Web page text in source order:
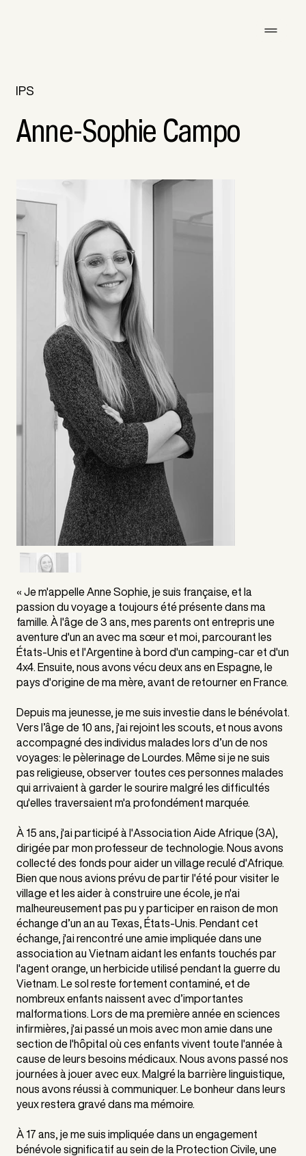
Anne-Sophie Campo
IPS
« Je m'appelle Anne Sophie, je suis française, et la
passion du voyage a toujours été présente dans ma
famille. À l'âge de 3 ans, mes parents ont entrepris une
aventure d'un an avec ma sœur et moi, parcourant les
États-Unis et l'Argentine à bord d'un camping-car et d'un
4x4. Ensuite, nous avons vécu deux ans en Espagne, le
pays d'origine de ma mère, avant de retourner en France.
Depuis ma jeunesse, je me suis investie dans le bénévolat.
Vers l’âge de 10 ans, j'ai rejoint les scouts, et nous avons
accompagné des individus malades lors d’un de nos
voyages: le pèlerinage de Lourdes. Même si je ne suis
pas religieuse, observer toutes ces personnes malades
qui arrivaient à garder le sourire malgré les difficultés
qu'elles traversaient m'a profondément marquée.
À 15 ans, j'ai participé à l'Association Aide Afrique (3A),
dirigée par mon professeur de technologie. Nous avons
collecté des fonds pour aider un village reculé d'Afrique.
Bien que nous avions prévu de partir l'été pour visiter le
village et les aider à construire une école, je n'ai
malheureusement pas pu y participer en raison de mon
échange d’un an au Texas, États-Unis. Pendant cet
échange, j'ai rencontré une amie impliquée dans une
association au Vietnam aidant les enfants touchés par
l'agent orange, un herbicide utilisé pendant la guerre du
Vietnam. Le sol reste fortement contaminé, et de
nombreux enfants naissent avec d’importantes
malformations. Lors de ma première année en sciences
infirmières, j'ai passé un mois avec mon amie dans une
section de l'hôpital où ces enfants vivent toute l'année à
cause de leurs besoins médicaux. Nous avons passé nos
journées à jouer avec eux. Malgré la barrière linguistique,
nous avons réussi à communiquer. Le bonheur dans leurs
yeux restera gravé dans ma mémoire.
À 17 ans, je me suis impliquée dans un engagement
bénévole significatif au sein de la Protection Civile, une